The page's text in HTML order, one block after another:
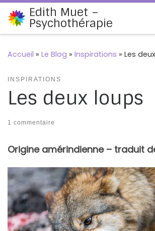
Passer au contenu
Edith Muet –
Psychothérapie
Accueil » Le Blog » Inspirations » Les
INSPIRATIONS
Les deux loups
1 commentaire
Origine amérindienne – traduit